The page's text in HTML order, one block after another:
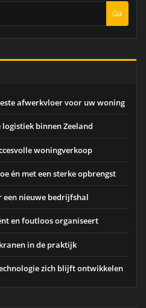
Ga
afwerkvloer voor uw woning
binnen Zeeland
woningverkoop
én met een sterke opbrengst
een nieuwe bedrijfshal
en foutloos organiseert
in de praktijk
zich blijft ontwikkelen